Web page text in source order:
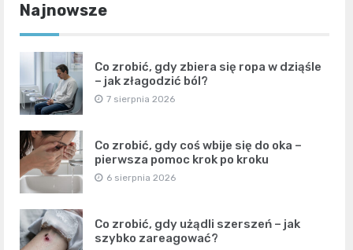
Najnowsze
Co zrobić, gdy zbiera się ropa w dziąśle
– jak złagodzić ból?
7 sierpnia 2026
Co zrobić, gdy coś wbije się do oka –
pierwsza pomoc krok po kroku
6 sierpnia 2026
Co zrobić, gdy użądli szerszeń – jak
szybko zareagować?